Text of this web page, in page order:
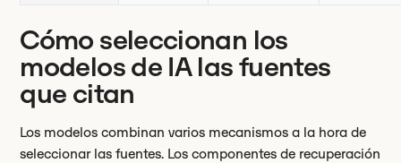
Cómo seleccionan los
modelos de IA las fuentes
que citan
Los modelos combinan varios mecanismos a la hora de
seleccionar las fuentes. Los componentes de recuperación